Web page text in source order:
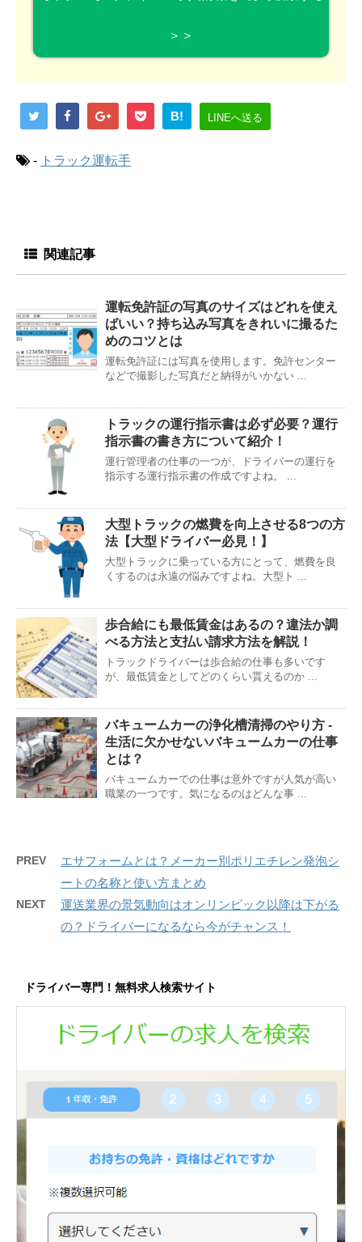
＞＞
B! LINEへ送る
- トラック運転手
関連記事
運転免許証の写真のサイズはどれを使え
ばいい？持ち込み写真をきれいに撮るた
めのコツとは
運転免許証には写真を使用します。免許センター
などで撮影した写真だと納得がいかない ...
トラックの運行指示書は必ず必要？運行
指示書の書き方について紹介！
運行管理者の仕事の一つが、ドライバーの運行を
指示する運行指示書の作成ですよね。 ...
大型トラックの燃費を向上させる8つの方
法【大型ドライバー必見！】
大型トラックに乗っている方にとって、燃費を良
くするのは永遠の悩みですよね。大型ト ...
歩合給にも最低賃金はあるの？違法か調
べる方法と支払い請求方法を解説！
トラックドライバーは歩合給の仕事も多いです
が、最低賃金としてどのくらい貰えるのか ...
バキュームカーの浄化槽清掃のやり方 -
生活に欠かせないバキュームカーの仕事
とは？
バキュームカーでの仕事は意外ですが人気が高い
職業の一つです。気になるのはどんな事 ...
PREV
エサフォームとは？メーカー別ポリエチレン発泡シ
ートの名称と使い方まとめ
NEXT
運送業界の景気動向はオンリンピック以降は下がる
の？ドライバーになるなら今がチャンス！
ドライバー専門！無料求人検索サイト